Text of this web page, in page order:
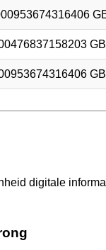
GB
GB
digitale